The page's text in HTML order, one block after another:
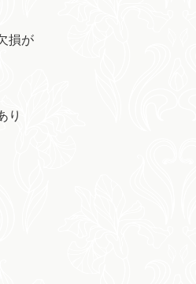
損が
り